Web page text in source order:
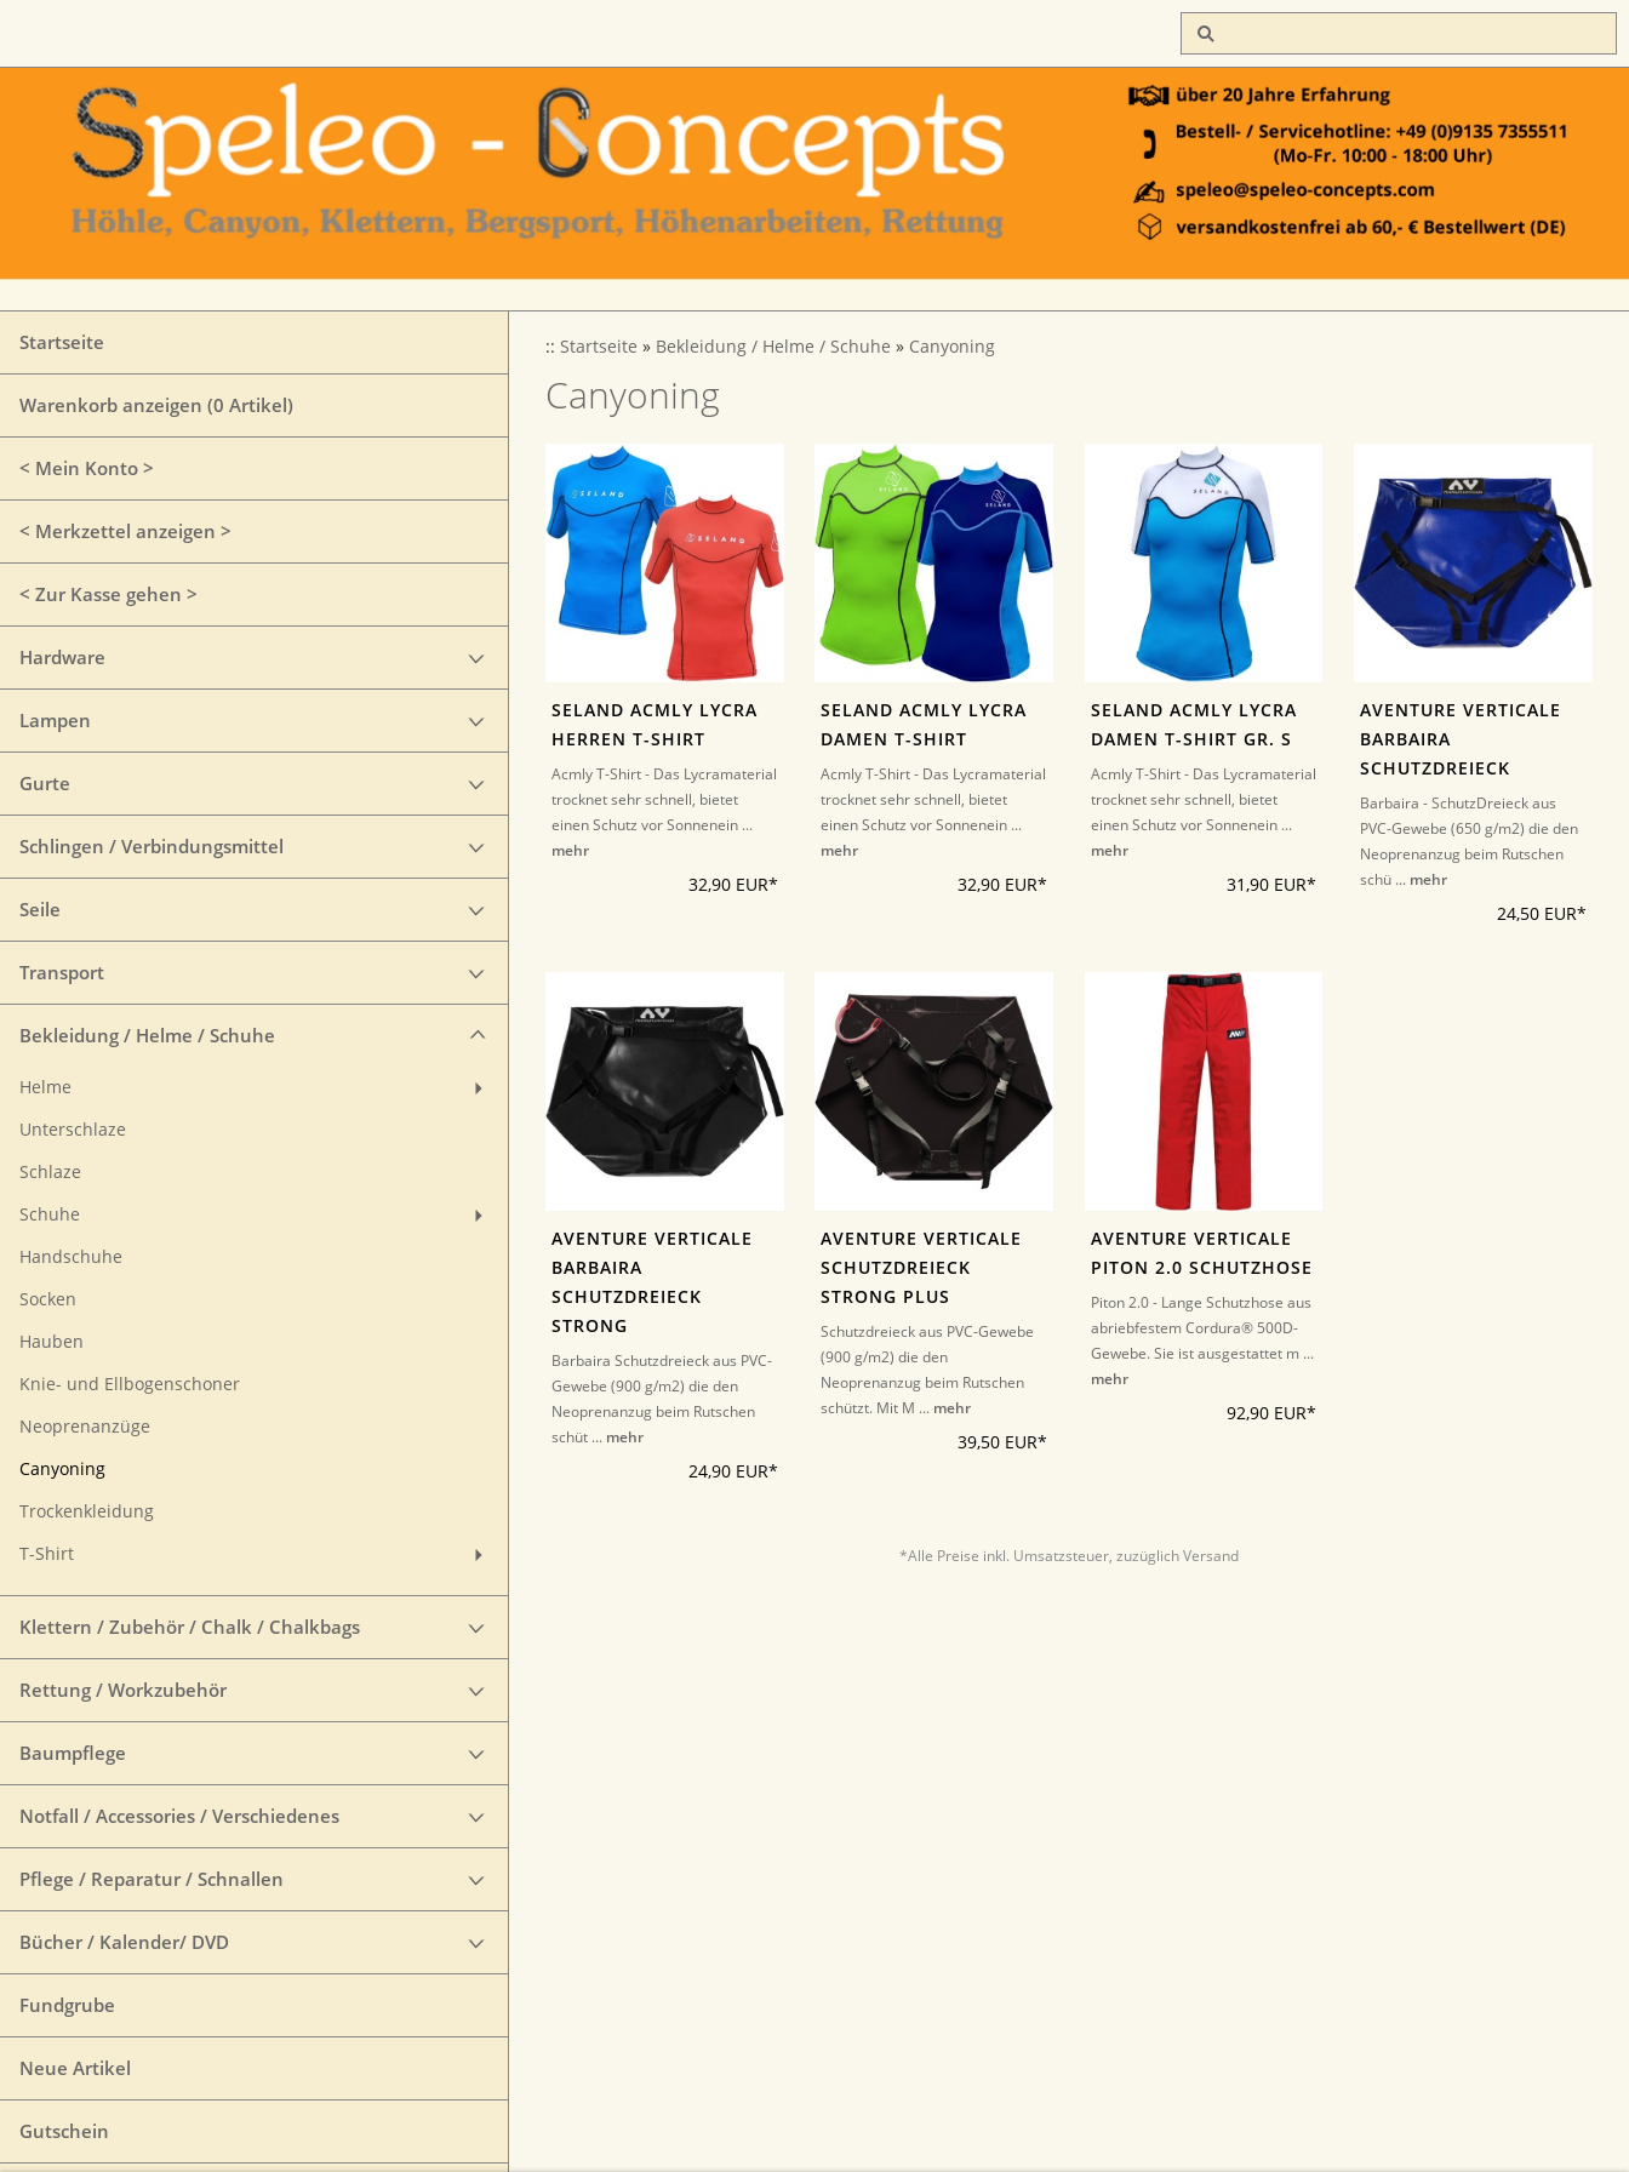
Startseite
Warenkorb anzeigen (0 Artikel)
< Mein Konto >
< Merkzettel anzeigen >
< Zur Kasse gehen >
Hardware
Lampen
Gurte
Schlingen / Verbindungsmittel
Seile
Transport
Bekleidung / Helme / Schuhe
Helme
Unterschlaze
Schlaze
Schuhe
Handschuhe
Socken
Hauben
Knie- und Ellbogenschoner
Neoprenanzüge
Canyoning
Trockenkleidung
T-Shirt
Klettern / Zubehör / Chalk / Chalkbags
Rettung / Workzubehör
Baumpflege
Notfall / Accessories / Verschiedenes
Pflege / Reparatur / Schnallen
Bücher / Kalender/ DVD
Fundgrube
Neue Artikel
Gutschein
:: Startseite » Bekleidung / Helme / Schuhe » Canyoning
Canyoning
SELAND ACMLY LYCRA
HERREN T-SHIRT
Acmly T-Shirt - Das Lycramaterial
trocknet sehr schnell, bietet
einen Schutz vor Sonnenein ...
mehr
32,90 EUR*
SELAND ACMLY LYCRA
DAMEN T-SHIRT
Acmly T-Shirt - Das Lycramaterial
trocknet sehr schnell, bietet
einen Schutz vor Sonnenein ...
mehr
32,90 EUR*
SELAND ACMLY LYCRA
DAMEN T-SHIRT GR. S
Acmly T-Shirt - Das Lycramaterial
trocknet sehr schnell, bietet
einen Schutz vor Sonnenein ...
mehr
31,90 EUR*
AVENTURE VERTICALE
BARBAIRA
SCHUTZDREIECK
Barbaira - SchutzDreieck aus
PVC-Gewebe (650 g/m2) die den
Neoprenanzug beim Rutschen
schü ... mehr
24,50 EUR*
AVENTURE VERTICALE
BARBAIRA
SCHUTZDREIECK
STRONG
Barbaira Schutzdreieck aus PVC-
Gewebe (900 g/m2) die den
Neoprenanzug beim Rutschen
schüt ... mehr
24,90 EUR*
AVENTURE VERTICALE
SCHUTZDREIECK
STRONG PLUS
Schutzdreieck aus PVC-Gewebe
(900 g/m2) die den
Neoprenanzug beim Rutschen
schützt. Mit M ... mehr
39,50 EUR*
AVENTURE VERTICALE
PITON 2.0 SCHUTZHOSE
Piton 2.0 - Lange Schutzhose aus
abriebfestem Cordura® 500D-
Gewebe. Sie ist ausgestattet m ...
mehr
92,90 EUR*
*Alle Preise inkl. Umsatzsteuer, zuzüglich Versand